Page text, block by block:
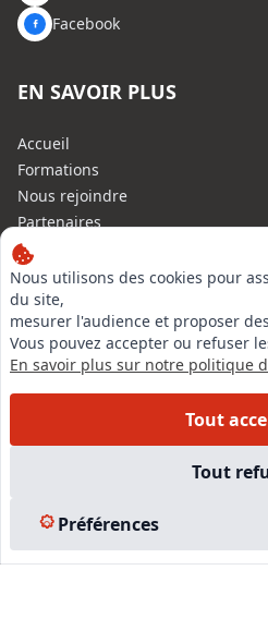
Nous utilisons des cookies pour
du site,
mesurer l'audience et proposer
Vous pouvez accepter ou refuser
En savoir plus sur notre politique
Tout
Tout
Préférences
Facebook
EN SAVOIR PLUS
Accueil
Formations
Nous rejoindre
Partenaires
Autres missions
Le C.N.E.
Membre IVSC
Logiciel
L’Expert
Tarifs
Experts Immobiliers par régions
Plan du site
© 2026 l-expertise CNE - Centre